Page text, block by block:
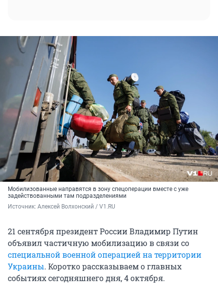
Мобилизованные направятся в зону спецоперации вместе с уже
задействованными там подразделениями
Источник: Алексей Волхонский / V1.RU
21 сентября президент России Владимир Путин
объявил частичную мобилизацию в связи со
специальной военной операцией на территории
Украины. Коротко рассказываем о главных
событиях сегодняшнего дня, 4 октября.